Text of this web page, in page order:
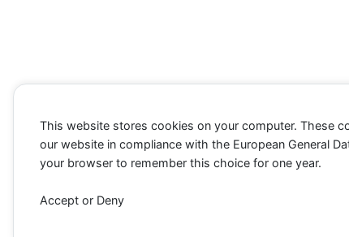
This website stores cookies on your computer. These
our website in compliance with the European General
your browser to remember this choice for one year.
Accept or Deny